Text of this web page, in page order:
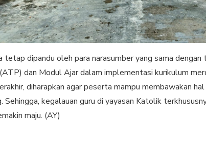
tetap dipandu oleh para narasumber yang sama
dan Modul Ajar dalam implementasi kurikulum
diharapkan agar peserta mampu membawakan
Sehingga, kegalauan guru di yayasan Katolik
maju. (AY)